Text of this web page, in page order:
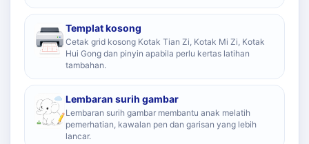
Templat kosong
Cetak grid kosong Kotak Tian Zi, Kotak Mi Zi, Kotak
Hui Gong dan pinyin apabila perlu kertas latihan
tambahan.
Lembaran surih gambar
Lembaran surih gambar membantu anak melatih
pemerhatian, kawalan pen dan garisan yang lebih
lancar.